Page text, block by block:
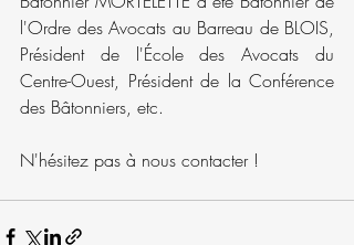
l'Ordre des Avocats au Barreau de BLOIS,
Président de l'École des Avocats du
Centre-Ouest, Président de la Conférence
des Bâtonniers, etc.
N'hésitez pas à nous contacter !